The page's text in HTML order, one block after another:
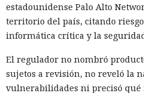
El navegador que por sí mismo
formularios y se comunica con
estadounidense Palo Alto
territorio del país, citando
informática crítica y la
El regulador no nombró
sujetos a revisión, no reveló la
vulnerabilidades ni precisó